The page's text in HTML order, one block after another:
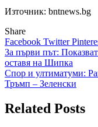
Източник: bntnews.bg
Share
Facebook Twitter
Навигация
За първи път:
оставя на Шипка
Спор и ултиматуми:
Тръмп – Зеленски
Related Posts